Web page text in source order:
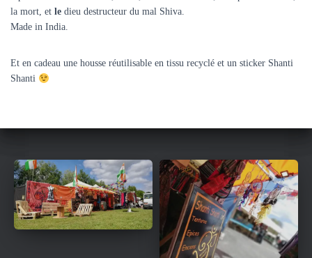
la mort, et le dieu destructeur du mal Shiva.
Made in India.
Et en cadeau une housse réutilisable en tissu recyclé et un sticker Shanti
Shanti